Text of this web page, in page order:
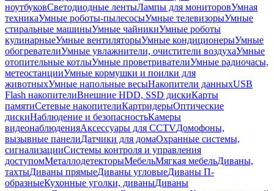
ноутбуковСветодиодные лентыЛампы для мониторовУмная
техникаУмные роботы-пылесосыУмные телевизорыУмные
стиральные машиныУмные чайникиУмные роботы
кулинарныеУмные вентиляторыУмные кондиционерыУмные
обогревателиУмные увлажнители, очистители воздухаУмные
отопительные котлыУмные проветривателиУмные радиочасы,
метеостанцииУмные кормушки и поилки для
животныхУмные напольные весыНакопители данныхUSB
Flash накопителиВнешние HDD, SSD дискиКарты
памятиСетевые накопителиКартридерыОптические
дискиНаблюдение и безопасностьКамеры
видеонаблюденияАксессуары для CCTVДомофоны,
вызывные панелиДатчики для домаОхранные системы,
сигнализацииСистемы контроля и управления
доступомМеталлодетекторыМебельМягкая мебельДиваны,
тахтыДиваны прямыеДиваны угловыеДиваны П-
образныеКухонные уголки, диваныДиваны